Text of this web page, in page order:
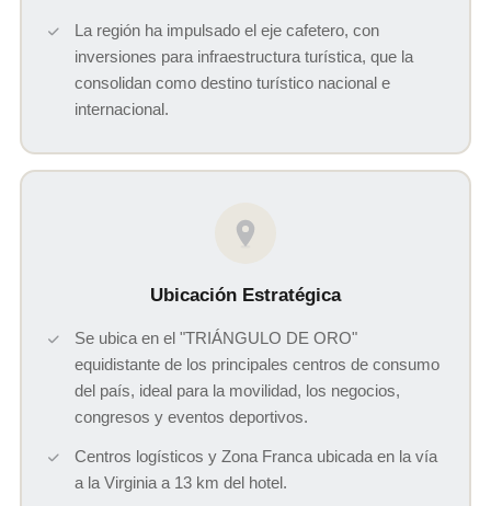
La región ha impulsado el eje cafetero, con
inversiones para infraestructura turística, que la
consolidan como destino turístico nacional e
internacional.
Ubicación Estratégica
Se ubica en el "TRIÁNGULO DE ORO"
equidistante de los principales centros de consumo
del país, ideal para la movilidad, los negocios,
congresos y eventos deportivos.
Centros logísticos y Zona Franca ubicada en la vía
a la Virginia a 13 km del hotel.